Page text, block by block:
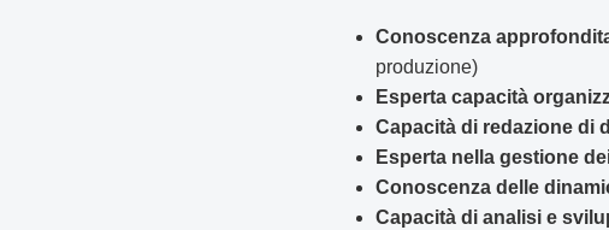
Conoscenza
produzione)
Esperta capacità
Capacità di redazione di
Esperta nella gestione
Conoscenza delle
Capacità di analisi e